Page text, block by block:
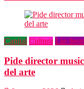
Capital Cultura Las
Pide director
del arte